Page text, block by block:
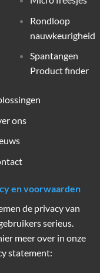
Rondloop
nauwkeurigheid
Spantangen
Product finder
ons
en voorwaarden
de privacy van
serieus.
meer over in onze
statement: